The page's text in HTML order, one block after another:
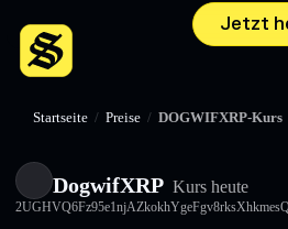
Jetzt
Startseite / Preise / DOGWIFXRP-Kurs
DogwifXRP Kurs heute